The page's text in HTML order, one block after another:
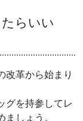
らいい
革から始まり
グを持参してレ
しょう。